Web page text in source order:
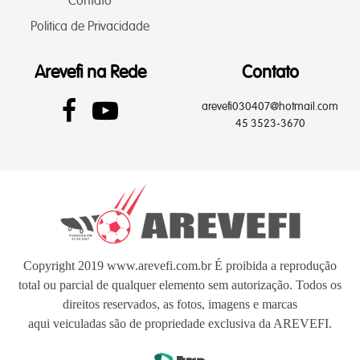
Politica de Privacidade
Arevefi na Rede Contato
arevefi030407@hotmail.com
45 3523-3670
Copyright 2019 www.arevefi.com.br É proibida a reprodução
total ou parcial de qualquer elemento sem autorização. Todos os
direitos reservados, as fotos, imagens e marcas
aqui veiculadas são de propriedade exclusiva da AREVEFI.